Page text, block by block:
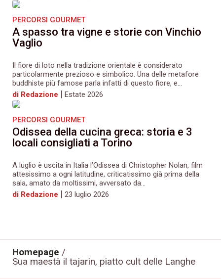
PERCORSI GOURMET
A spasso tra vigne e storie con Vinchio
Vaglio
Il fiore di loto nella tradizione orientale è considerato
particolarmente prezioso e simbolico. Una delle metafore
buddhiste più famose parla infatti di questo fiore, e...
di Redazione | Estate 2026
PERCORSI GOURMET
Odissea della cucina greca: storia e 3
locali consigliati a Torino
A luglio è uscita in Italia l’Odissea di Christopher Nolan, film
attesissimo a ogni latitudine, criticatissimo già prima della
sala, amato da moltissimi, avversato da...
di Redazione | 23 luglio 2026
Homepage /
Sua maestà il tajarin, piatto cult delle Langhe